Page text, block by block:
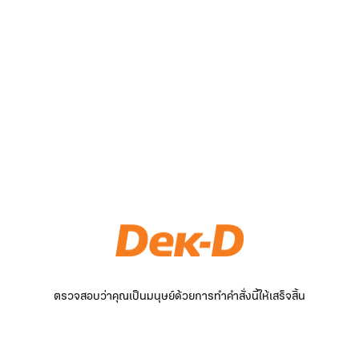
ตรวจสอบว่าคุณเป็นมนุษย์ด้วยการทำคำสั่งนี้ให้เสร็จสิ้น